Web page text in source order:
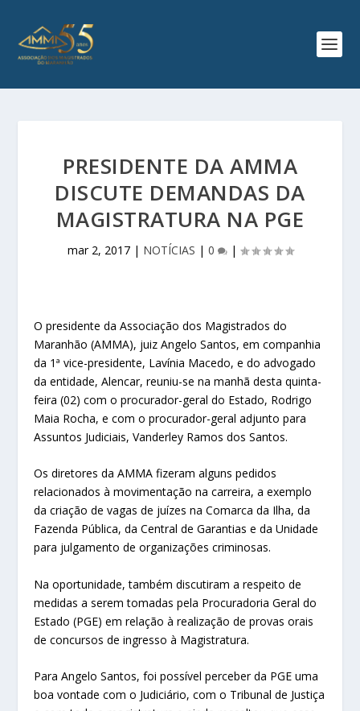
PRESIDENTE DA AMMA
DISCUTE DEMANDAS DA
MAGISTRATURA NA PGE
mar 2, 2017| NOTÍCIAS | 0 |
O presidente da Associação dos Magistrados do
Maranhão (AMMA), juiz Angelo Santos, em companhia
da 1ª vice-presidente, Lavínia Macedo, e do advogado
da entidade, Alencar, reuniu-se na manhã desta quinta-
feira (02) com o procurador-geral do Estado, Rodrigo
Maia Rocha, e com o procurador-geral adjunto para
Assuntos Judiciais, Vanderley Ramos dos Santos.
Os diretores da AMMA fizeram alguns pedidos
relacionados à movimentação na carreira, a exemplo
da criação de vagas de juízes na Comarca da Ilha, da
Fazenda Pública, da Central de Garantias e da Unidade
para julgamento de organizações criminosas.
Na oportunidade, também discutiram a respeito de
medidas a serem tomadas pela Procuradoria Geral do
Estado (PGE) em relação à realização de provas orais
de concursos de ingresso à Magistratura.
Para Angelo Santos, foi possível perceber da PGE uma
boa vontade com o Judiciário, com o Tribunal de Justiça